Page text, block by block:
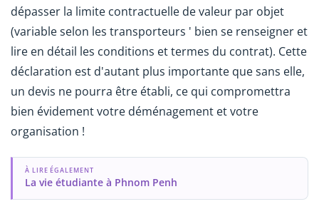
dépasser la limite contractuelle de valeur par objet
(variable selon les transporteurs ' bien se renseigner et
lire en détail les conditions et termes du contrat). Cette
déclaration est d'autant plus importante que sans elle,
un devis ne pourra être établi, ce qui compromettra
bien évidement votre déménagement et votre
organisation !
À LIRE ÉGALEMENT
La vie étudiante à Phnom Penh